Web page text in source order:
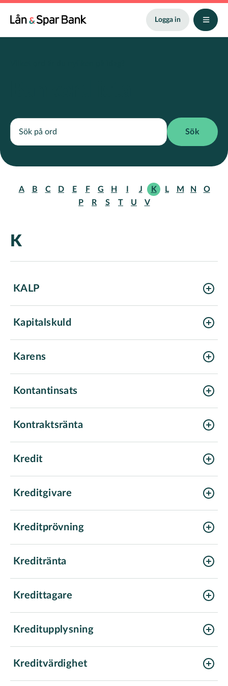
Hoppa
Logga in
A B C D E F G H J K L M N
O
P
R S T U V
K
KALP
Kapitalskuld
Karens
Kontantinsats
Kontraktsränta
Kredit
Kreditgivare
Kreditprövning
Kreditränta
Kredittagare
Kreditupplysning
Kreditvärdighet